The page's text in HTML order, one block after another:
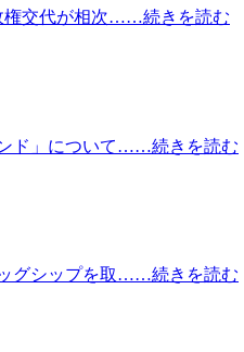
権交代が相次……続きを読む
ド」について……続きを読む
グシップを取……続きを読む